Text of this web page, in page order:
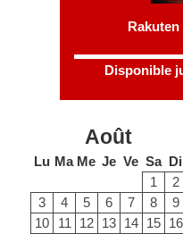
Rakuten
Disponible
Août
Lu Ma Me Je Ve Sa Di
1
2
3
4 5 6 7 8
9
10
11 12 13 14 15 16